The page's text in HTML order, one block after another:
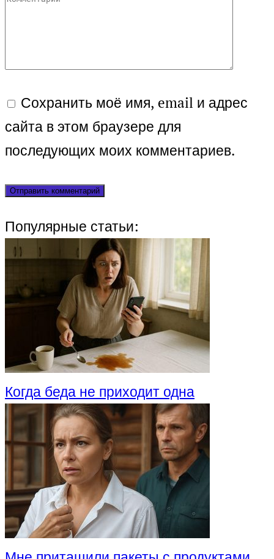
Сохранить моё имя, email и адрес
сайта в этом браузере для
последующих моих комментариев.
Популярные статьи:
Когда беда не приходит одна